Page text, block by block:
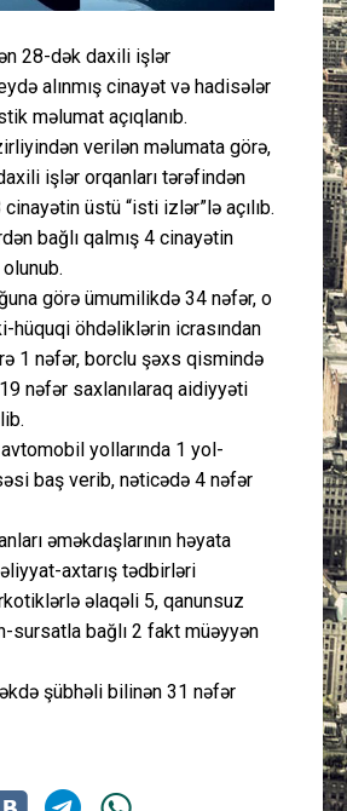
Gündəm
Cəmiyyət
Peşə etikası
Əlaqə
28-dək daxili işlər
alınmış cinayət və hadisələr
məlumat açıqlanıb.
verilən məlumata görə,
işlər orqanları tərəfindən
üstü “isti izlər”lə açılıb.
bağlı qalmış 4 cinayətin
görə ümumilikdə 34 nəfər, o
hüquqi öhdəliklərin icrasından
1 nəfər, borclu şəxs qismində
nəfər saxlanılaraq aidiyyəti
avtomobil yollarında 1 yol-
baş verib, nəticədə 4 nəfər
əməkdaşlarının həyata
axtarış tədbirləri
əlaqəli 5, qanunsuz
sursatla bağlı 2 fakt müəyyən
şübhəli bilinən 31 nəfər